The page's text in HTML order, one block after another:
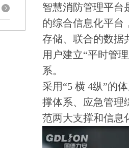
智慧消防管理平台
的综合信息化平台
存储、联合的数据
用户建立“平时管
系。
采用“5 横 4纵”的
撑体系、应急管理
范两大支撑和信息